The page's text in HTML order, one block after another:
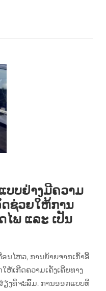
ບບຢ່າງມີຄວາມ
ຊ່ວຍໃຫ້ການ
ໄພ ແລະ ເປັນ
ນໄຫວ, ການຍ້າຍຈາກເກົ້າອີ້
ຫ້ເກີດຄວາມເຄັ່ງເຄີຍທາງ
ຽງທີ່ຈະລົ້ມ. ການອອກແບບທີ່